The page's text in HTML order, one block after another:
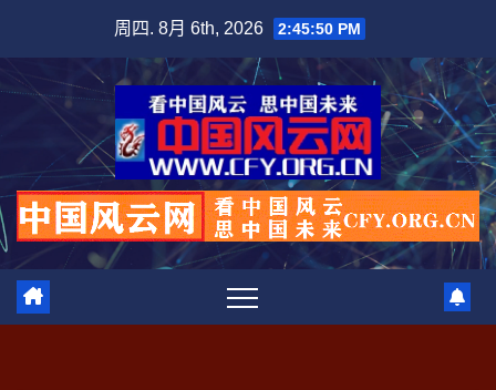
周四. 8月 6th, 2026 2:45:50 PM